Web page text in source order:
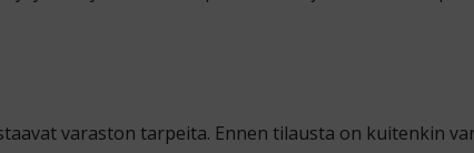
varaston tarpeita. Ennen tilausta on kuitenkin